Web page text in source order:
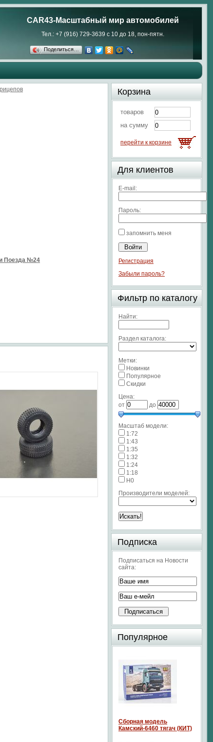
CAR43-Масштабный мир автомобилей
Тел.: +7 (916) 729-3639 с 10 до 18, пон-пятн.
Поделиться…
Поезда №24
Корзина
товаров
на сумму
перейти к корзине
Для клиентов
E-mail:
Пароль:
запомнить меня
Регистрация
Забыли пароль?
Фильтр по каталогу
Найти:
Раздел каталога:
Метки:
Новинки
Популярное
Скидки
Цена:
от
до
Масштаб модели:
1:72
1:43
1:35
1:32
1:24
1:18
H0
Производители моделей:
Подписка
Подписаться на Новости
сайта:
Популярное
Сборная модель
Камский-6460 тягач (КИТ)